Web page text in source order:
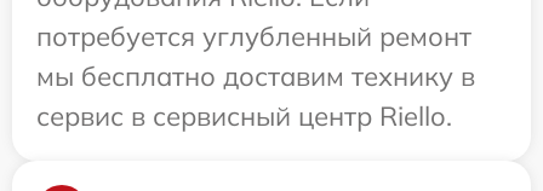
потребуется углубленный ремонт
мы бесплатно доставим технику в
сервис в сервисный центр Riello.